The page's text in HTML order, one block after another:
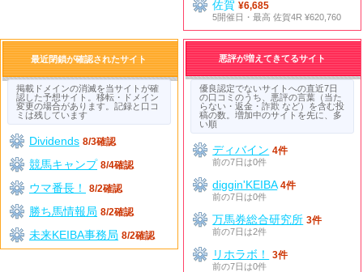
佐賀¥6,685
5開催日・最高 佐賀4R ¥620,760
悪評が増えてきてるサイト
優良認定でないサイトへの直近7日
の口コミのうち、悪評の言葉（当た
らない・返金・詐欺 など）を含む投
稿の数。増加中のサイトを先に、多
い順
ディバイン 4件
前の7日は0件
diggin'KEIBA 4件
前の7日は0件
万馬券総合研究所 3件
前の7日は2件
リホラボ！
3件
前の7日は0件
最近閉鎖が確認されたサイト
掲載ドメインの消滅を当サイトが確
認した予想サイト。移転・ドメイン
変更の場合があります。記録と口コ
ミは残しています
Dividends 8/3確認
競馬キャンプ 8/4確認
ウマ番長！ 8/2確認
勝ち馬情報局 8/2確認
未来KEIBA事務局 8/2確認